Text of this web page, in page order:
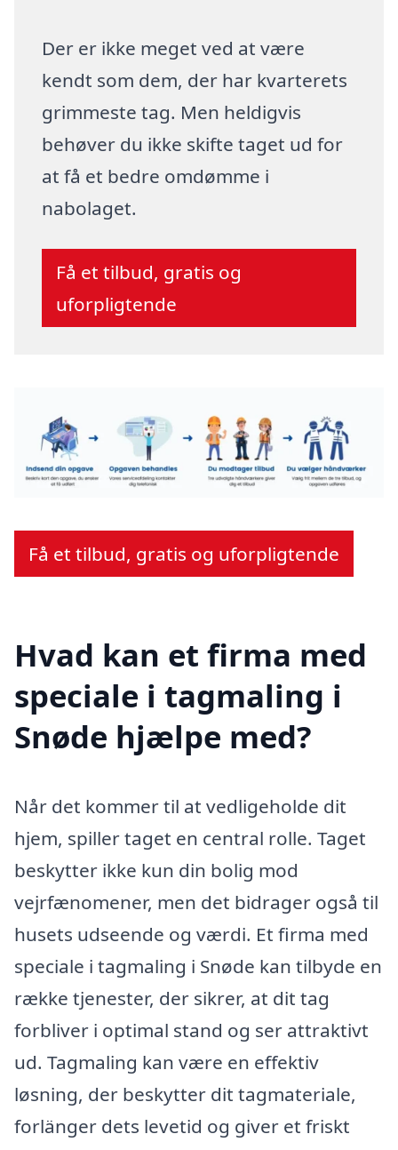
Der er ikke meget ved at være
kendt som dem, der har kvarterets
grimmeste tag. Men heldigvis
behøver du ikke skifte taget ud for
at få et bedre omdømme i
nabolaget.
Få et tilbud, gratis og
uforpligtende
Få et tilbud, gratis og uforpligtende
Hvad kan et firma med
speciale i tagmaling i
Snøde hjælpe med?
Når det kommer til at vedligeholde dit
hjem, spiller taget en central rolle. Taget
beskytter ikke kun din bolig mod
vejrfænomener, men det bidrager også til
husets udseende og værdi. Et firma med
speciale i tagmaling i Snøde kan tilbyde en
række tjenester, der sikrer, at dit tag
forbliver i optimal stand og ser attraktivt
ud. Tagmaling kan være en effektiv
løsning, der beskytter dit tagmateriale,
forlänger dets levetid og giver et friskt